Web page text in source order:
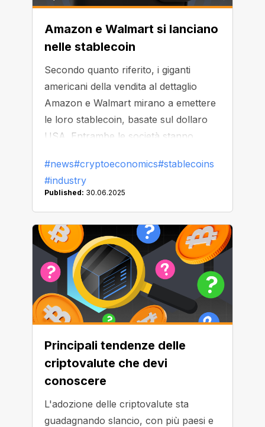
Amazon e Walmart si lanciano
nelle stablecoin
Secondo quanto riferito, i giganti
americani della vendita al dettaglio
Amazon e Walmart mirano a emettere
le loro stablecoin, basate sul dollaro
USA. Entrambe le società stanno
personalizzata possa fornire agli utenti
un modo più semplice per pagare beni
bancarie tradizionali in futuro.
#news#cryptoeconomics#stablecoins
#industry
Published: 30.06.2025
Principali tendenze delle
criptovalute che devi
conoscere
L'adozione delle criptovalute sta
guadagnando slancio, con più paesi e